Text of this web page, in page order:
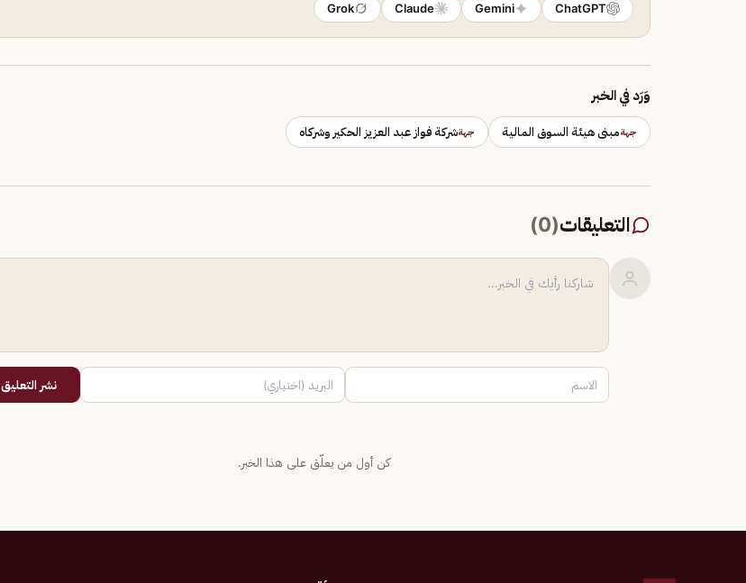
ChatGPT
Gemini
Claude
Grok
وَرَد في الخبر
جهةمبنى هيئة السوق المالية جهةشركة فواز عبد العزيز الحكير وشركاه
التعليقات(
0
)
نشر التعليق
كن أول من يعلّق على هذا الخبر.